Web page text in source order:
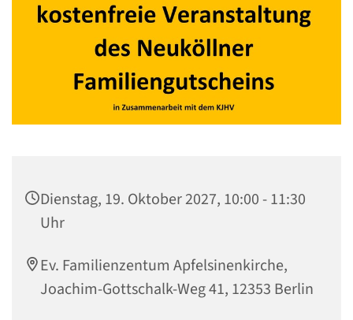
Dienstag, 19. Oktober 2027, 10:00 - 11:30
Uhr
Ev. Familienzentum Apfelsinenkirche,
Joachim-Gottschalk-Weg 41, 12353 Berlin